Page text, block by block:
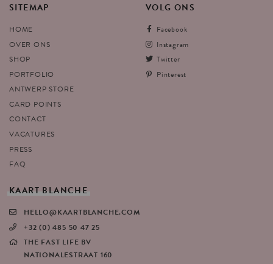
SITEMAP
HOME
OVER ONS
SHOP
PORTFOLIO
ANTWERP STORE
CARD POINTS
CONTACT
VACATURES
PRESS
FAQ
VOLG ONS
Facebook
Instagram
Twitter
Pinterest
KAART BLANCHE
HELLO@KAARTBLANCHE.COM
+32 (0) 485 50 47 25
THE FAST LIFE BV
NATIONALESTRAAT 160